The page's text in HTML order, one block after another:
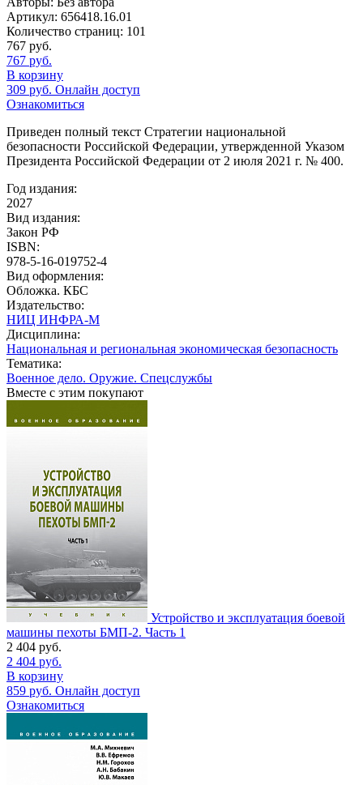
Артикул: 656418.16.01
Количество страниц: 101
767 руб.
767 руб.
В корзину
309 руб. Онлайн доступ
Ознакомиться
Приведен полный текст Стратегии национальной
безопасности Российской Федерации, утвержденной Указом
Президента Российской Федерации от 2 июля 2021 г. № 400.
Год издания:
2027
Вид издания:
Закон РФ
ISBN:
978-5-16-019752-4
Вид оформления:
Обложка. КБС
Издательство:
НИЦ ИНФРА-М
Дисциплина:
Национальная и региональная экономическая безопасность
Тематика:
Военное дело. Оружие. Спецслужбы
Вместе с этим покупают
Устройство и эксплуатация боевой
машины пехоты БМП-2. Часть 1
2 404 руб.
2 404 руб.
В корзину
859 руб. Онлайн доступ
Ознакомиться